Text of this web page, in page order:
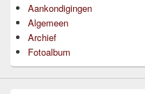
Aankondigingen
Algemeen
Archief
Fotoalbum